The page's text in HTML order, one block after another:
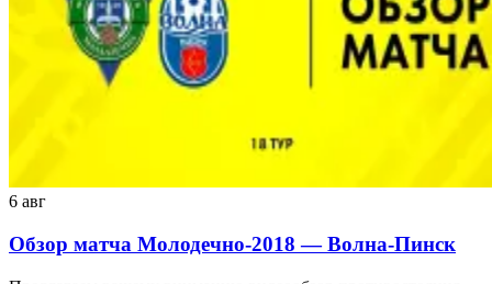
6 авг
Обзор матча Молодечно-2018 — Волна-Пинск